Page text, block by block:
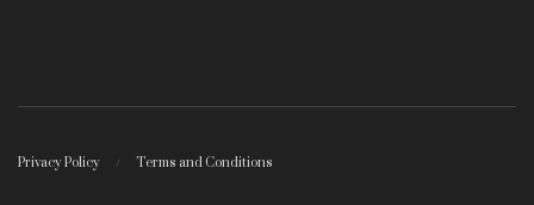
Privacy Policy Terms and Conditions